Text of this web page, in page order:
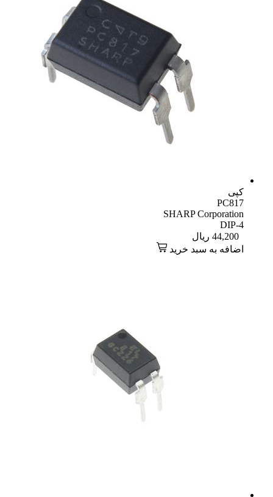
کپی
PC817
SHARP Corporation
DIP-4
44,200 ریال
اضافه به سبد خرید